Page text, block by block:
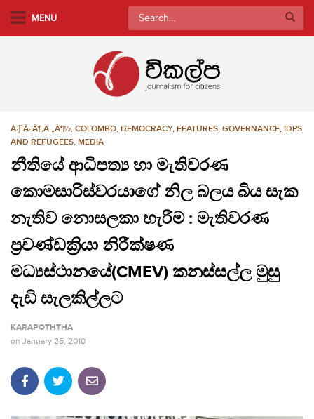
MENU
Search
for:
À·ƑÀ·’À¶‚À·„À¶½, COLOMBO, DEMOCRACY, FEATURES, GOVERNANCE, IDPS
AND REFUGEES, MEDIA
නීතියේ ආධිපත්‍ය හා මැතිවරණ
කොමසාරිස්වරයාගේ නිල බලය බිය සැක
නැතිව නොසලකා හැරීම : මැතිවරණ
ප්‍රචණ්ඩක්‍රියා නිරීක්ෂණ
මධ්‍යස්ථානයේ(CMEV) කනස්සල්ල මුසු
දැඩි සැලකිල්ලට
KARAPOTHTHA
on January 25, 2010